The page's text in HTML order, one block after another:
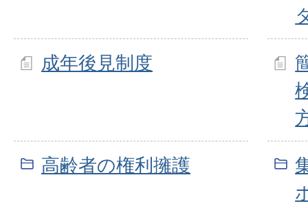
成年後見制度
高齢者の権利擁護